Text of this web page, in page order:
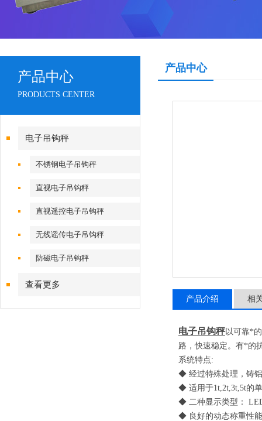
产品中心
PRODUCTS CENTER
电子吊钩秤
不锈钢电子吊钩秤
直视电子吊钩秤
直视遥控电子吊钩秤
无线谣传电子吊钩秤
防磁电子吊钩秤
查看更多
产品中心
产品介绍 相
电子吊钩秤以可靠*
路，快速稳定。有*的
系统特点:
◆ 经过特殊处理，铸
◆ 适用于1t,2t,3t,5t的
◆ 二种显示类型：
◆ 良好的动态称重性